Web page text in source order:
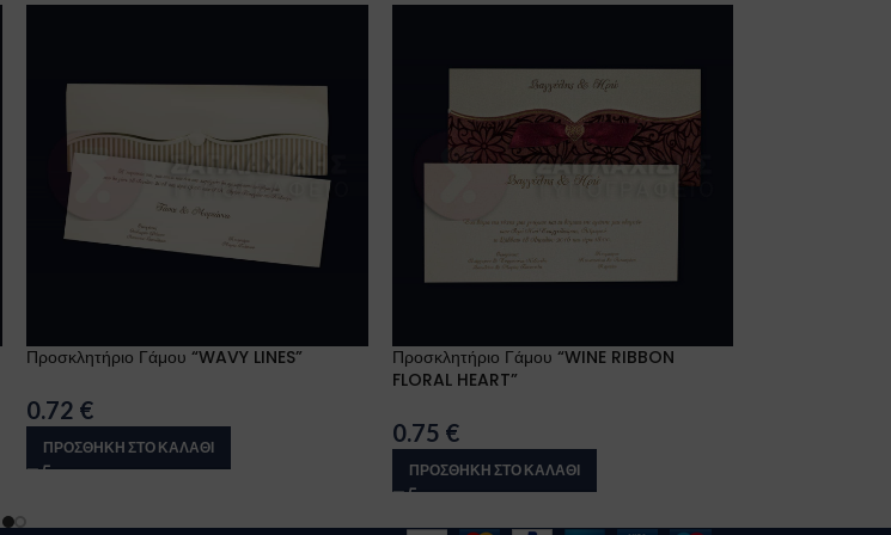
Προσκλητήριο Γάμου “WAVY LINES”
0.72 €
ΠΡΟΣΘΉΚΗ ΣΤΟ ΚΑΛΆΘΙ
Προσκλητήριο Γάμου “WINE RIBBON
FLORAL HEART”
0.75 €
ΠΡΟΣΘΉΚΗ ΣΤΟ ΚΑΛΆΘΙ